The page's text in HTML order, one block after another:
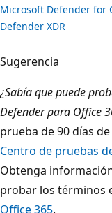
Microsoft Defender for
Defender XDR
Sugerencia
¿Sabía que puede
Defender para Office
prueba de 90 días
Centro de pruebas
Obtenga
probar los términos
Office 365.